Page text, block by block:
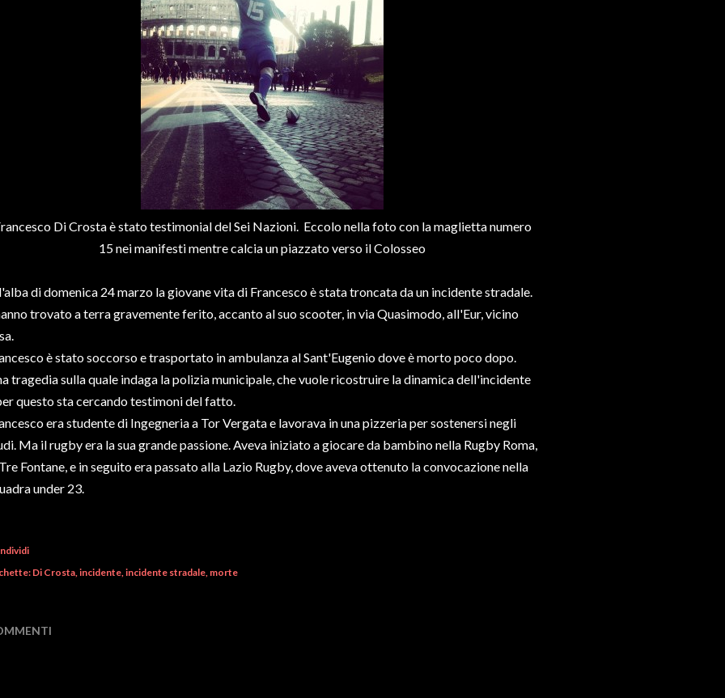
Di Crosta è stato testimonial del Sei Nazioni. Eccolo nella foto con la maglietta numero
15 nei manifesti mentre calcia un piazzato verso il Colosseo
di domenica 24 marzo la giovane vita di Francesco è stata troncata da un incidente stradale.
trovato a terra gravemente ferito, accanto al suo scooter, in via Quasimodo, all'Eur, vicino
è stato soccorso e trasportato in ambulanza al Sant'Eugenio dove è morto poco dopo.
tragedia sulla quale indaga la polizia municipale, che vuole ricostruire la dinamica dell'incidente
questo sta cercando testimoni del fatto.
era studente di Ingegneria a Tor Vergata e lavorava in una pizzeria per sostenersi negli
Ma il rugby era la sua grande passione. Aveva iniziato a giocare da bambino nella Rugby Roma,
Fontane, e in seguito era passato alla Lazio Rugby, dove aveva ottenuto la convocazione nella
under 23.
Di Crosta incidente incidente stradale morte